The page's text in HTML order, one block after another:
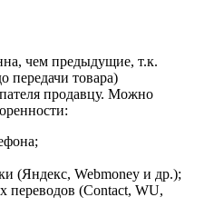
чем предыдущие, т.к.
передачи товара)
продавцу. Можно
(Яндекс, Webmoney и др.);
переводов (Contact, WU,